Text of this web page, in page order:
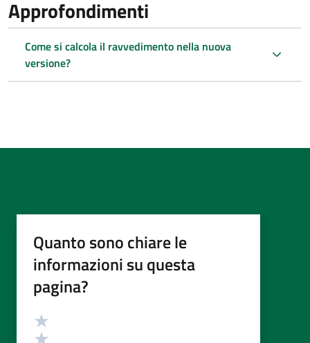
Approfondimenti
Come si calcola il ravvedimento nella nuova
versione?
Quanto sono chiare le
informazioni su questa
pagina?
Valutazione